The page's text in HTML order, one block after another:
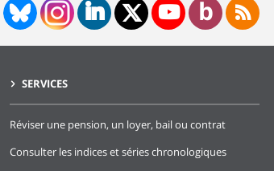
SERVICES
Réviser une pension, un loyer, bail ou contrat
Consulter les indices et séries chronologiques